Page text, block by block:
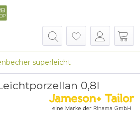
superleicht
0,8l